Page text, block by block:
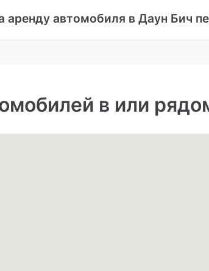
аренду автомобиля в Даун Бич
в или